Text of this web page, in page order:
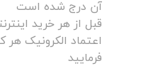
آن درج شده است
فرمایید